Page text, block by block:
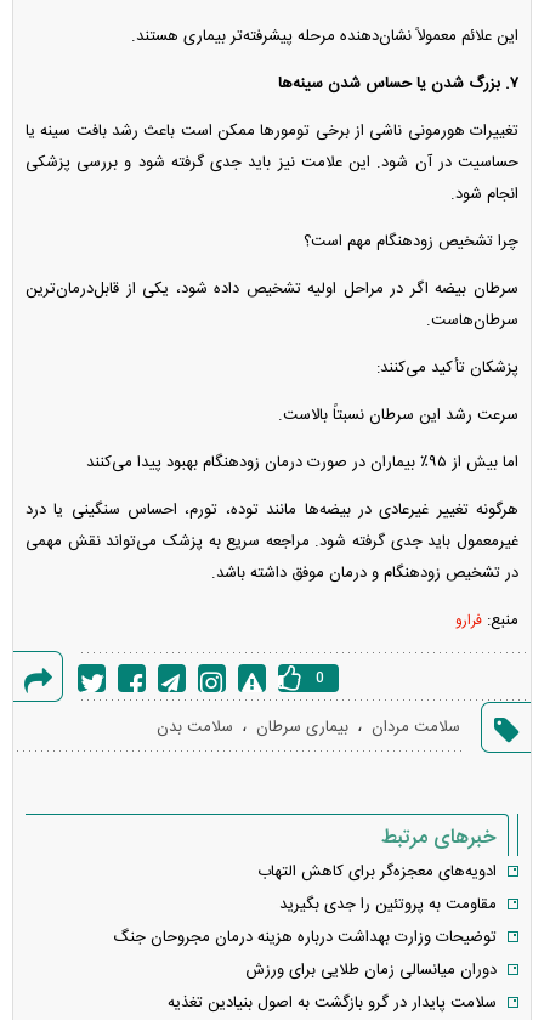
این علائم معمولاً نشان‌دهنده مرحله پیشرفته‌تر بیماری هستند.
۷. بزرگ شدن یا حساس شدن سینه‌ها
تغییرات هورمونی ناشی از برخی تومور‌ها ممکن است باعث رشد بافت سینه یا
حساسیت در آن شود. این علامت نیز باید جدی گرفته شود و بررسی پزشکی
انجام شود.
چرا تشخیص زودهنگام مهم است؟
سرطان بیضه اگر در مراحل اولیه تشخیص داده شود، یکی از قابل‌درمان‌ترین
سرطان‌هاست.
پزشکان تأکید می‌کنند:
سرعت رشد این سرطان نسبتاً بالاست.
اما بیش از ۹۵٪ بیماران در صورت درمان زودهنگام بهبود پیدا می‌کنند
هرگونه تغییر غیرعادی در بیضه‌ها مانند توده، تورم، احساس سنگینی یا درد
غیرمعمول باید جدی گرفته شود. مراجعه سریع به پزشک می‌تواند نقش مهمی
در تشخیص زودهنگام و درمان موفق داشته باشد.
منبع: فرارو
گزارش
خطا
0
سلامت مردان ، بیماری سرطان ، سلامت بدن
خبرهای مرتبط
ادویه‌های معجزه‌گر برای کاهش التهاب
مقاومت به پروتئین را جدی بگیرید
توضیحات وزارت بهداشت درباره هزینه درمان مجروحان جنگ
دوران میانسالی زمان طلایی برای ورزش
سلامت پایدار در گرو بازگشت به اصول بنیادین تغذیه